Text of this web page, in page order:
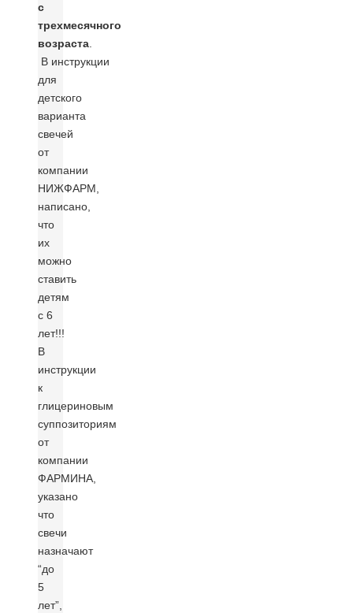
с
трехмесячного
возраста.
В инструкции
для
детского
варианта
свечей
от
компании
НИЖФАРМ,
написано,
что
их
можно
ставить
детям
с 6
лет!!!
В
инструкции
к
глицериновым
суппозиториям
от
компании
ФАРМИНА,
указано
что
свечи
назначают
“до
5
лет”,